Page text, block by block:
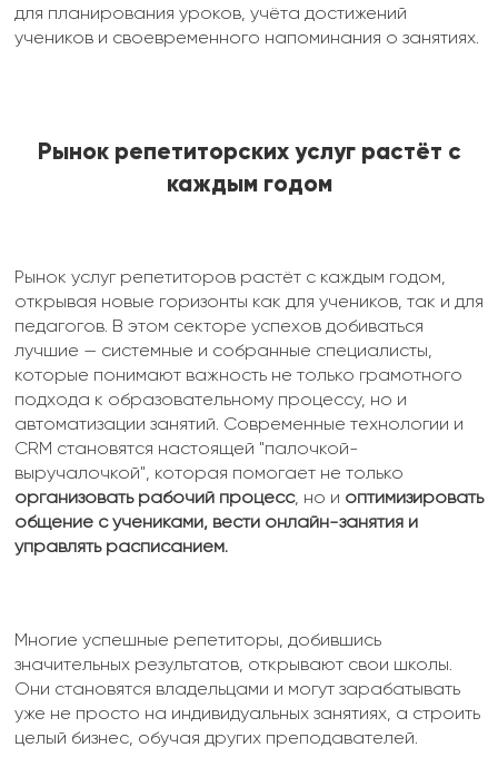
для планирования уроков, учёта достижений
учеников и своевременного напоминания о занятиях.
Рынок репетиторских услуг растёт с
каждым годом
Рынок услуг репетиторов растёт с каждым годом,
открывая новые горизонты как для учеников, так и для
педагогов. В этом секторе успехов добиваться
лучшие — системные и собранные специалисты,
которые понимают важность не только грамотного
подхода к образовательному процессу, но и
автоматизации занятий. Современные технологии и
CRM становятся настоящей "палочкой-
выручалочкой", которая помогает не только
организовать рабочий процесс, но и оптимизировать
общение с учениками, вести онлайн-занятия и
управлять расписанием.
Многие успешные репетиторы, добившись
значительных результатов, открывают свои школы.
Они становятся владельцами и могут зарабатывать
уже не просто на индивидуальных занятиях, а строить
целый бизнес, обучая других преподавателей.